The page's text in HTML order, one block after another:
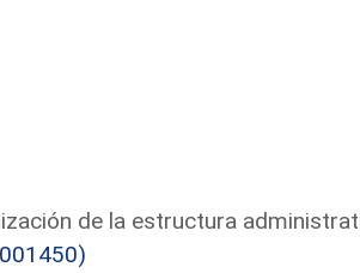
de la estructura